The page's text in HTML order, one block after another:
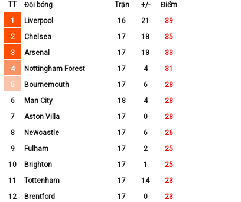
TT Đội bóng Trận +/-
Điểm
1
Liverpool 16 21
39
2
Chelsea 17 18
35
3
Arsenal 17 18
33
4
Nottingham Forest 17 4
31
5
Bournemouth 17 6
28
6
Man City 18 4
28
7
Aston Villa 17 0
28
8
Newcastle 17 6
26
9
Fulham 17 2
25
10
Brighton 17 1
25
11
Tottenham 17 14
23
12
Brentford 17 0
23